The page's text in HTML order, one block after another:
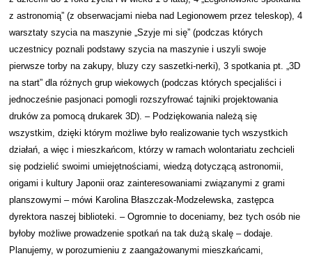
z astronomią” (z obserwacjami nieba nad Legionowem przez teleskop), 4
warsztaty szycia na maszynie „Szyje mi się” (podczas których
uczestnicy poznali podstawy szycia na maszynie i uszyli swoje
pierwsze torby na zakupy, bluzy czy saszetki-nerki), 3 spotkania pt. „3D
na start” dla różnych grup wiekowych (podczas których specjaliści i
jednocześnie pasjonaci pomogli rozszyfrować tajniki projektowania
druków za pomocą drukarek 3D). – Podziękowania należą się
wszystkim, dzięki którym możliwe było realizowanie tych wszystkich
działań, a więc i mieszkańcom, którzy w ramach wolontariatu zechcieli
się podzielić swoimi umiejętnościami, wiedzą dotyczącą astronomii,
origami i kultury Japonii oraz zainteresowaniami związanymi z grami
planszowymi – mówi Karolina Błaszczak-Modzelewska, zastępca
dyrektora naszej biblioteki. – Ogromnie to doceniamy, bez tych osób nie
byłoby możliwe prowadzenie spotkań na tak dużą skalę – dodaje.
Planujemy, w porozumieniu z zaangażowanymi mieszkańcami,